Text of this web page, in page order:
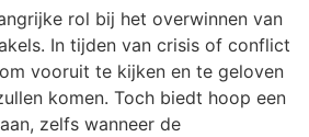
rol bij het overwinnen van
In tijden van crisis of conflict
vooruit te kijken en te geloven
komen. Toch biedt hoop een
zelfs wanneer de